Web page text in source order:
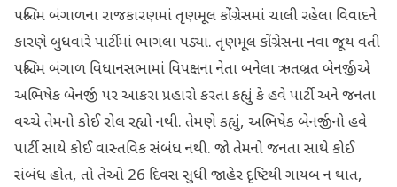
પશ્ચિમ બંગાળના રાજકારણમાં તૃણમૂલ કોંગ્રેસમાં ચાલી રહેલા વિવાદને
કારણે બુધવારે પાર્ટીમાં ભાગલા પડ્યા. તૃણમૂલ કોંગ્રેસના નવા જૂથ વતી
પશ્ચિમ બંગાળ વિધાનસભામાં વિપક્ષના નેતા બનેલા ઋતબ્રત બેનર્જીએ
અભિષેક બેનર્જી પર આકરા પ્રહારો કરતા કહ્યું કે હવે પાર્ટી અને જનતા
વચ્ચે તેમનો કોઈ રોલ રહ્યો નથી. તેમણે કહ્યું, અભિષેક બેનર્જીનો હવે
પાર્ટી સાથે કોઈ વાસ્તવિક સંબંધ નથી. જો તેમનો જનતા સાથે કોઈ
સંબંધ હોત, તો તેઓ 26 દિવસ સુધી જાહેર દૃષ્ટિથી ગાયબ ન થાત,